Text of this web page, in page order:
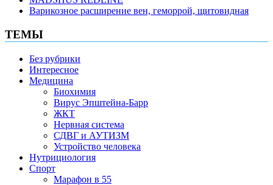
Варикозное расширение вен, геморрой, щитовидная
ТЕМЫ
Без рубрики
Интересное
Медицина
Биохимия
Вирус Эпштейна-Барр
ЖКТ
Нервная система
СДВГ и АУТИЗМ
Устройство человека
Нутрициология
Спорт
Марафон в 55